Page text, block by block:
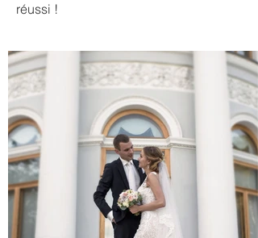
réussi !